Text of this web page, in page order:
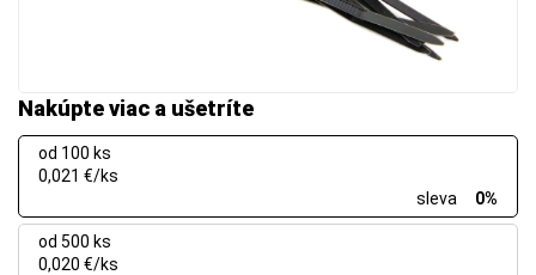
Nakúpte viac a ušetríte
od 100 ks
0,021 €/ks
sleva
0%
od 500 ks
0,020 €/ks